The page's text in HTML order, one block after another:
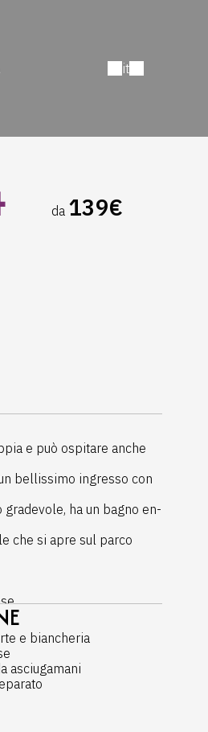
it
da 139€
e può ospitare anche
bellissimo ingresso con
ha un bagno en-
che si apre sul parco
e biancheria
asciugamani